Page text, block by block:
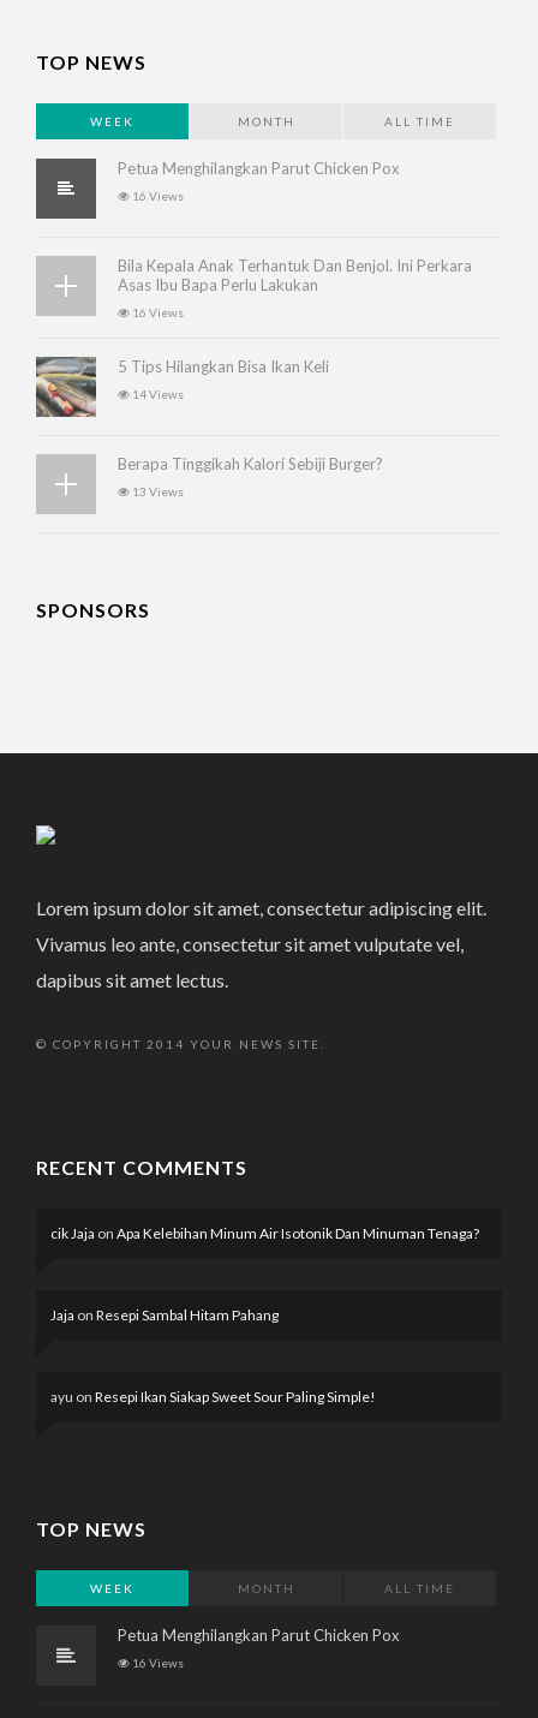
TOP NEWS
WEEK MONTH ALL TIME
Petua Menghilangkan Parut Chicken Pox
16 Views
Bila Kepala Anak Terhantuk Dan Benjol. Ini Perkara
Asas Ibu Bapa Perlu Lakukan
16 Views
5 Tips Hilangkan Bisa Ikan Keli
14 Views
Berapa Tinggikah Kalori Sebiji Burger?
13 Views
SPONSORS
Lorem ipsum dolor sit amet, consectetur adipiscing elit.
Vivamus leo ante, consectetur sit amet vulputate vel,
dapibus sit amet lectus.
© COPYRIGHT 2014 YOUR NEWS SITE.
RECENT COMMENTS
cik Jaja on Apa Kelebihan Minum Air Isotonik Dan Minuman Tenaga?
Jaja on Resepi Sambal Hitam Pahang
ayu on Resepi Ikan Siakap Sweet Sour Paling Simple!
TOP NEWS
WEEK MONTH ALL TIME
Petua Menghilangkan Parut Chicken Pox
16 Views